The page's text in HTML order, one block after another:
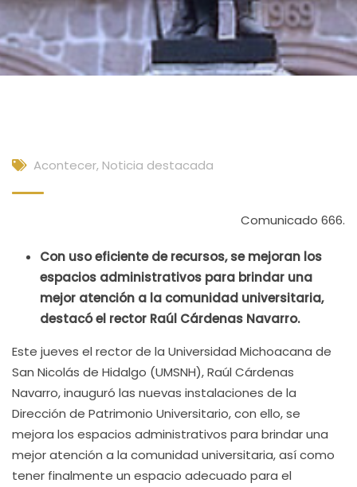
Acontecer, Noticia destacada
Comunicado 666.
Con uso eficiente de recursos, se mejoran los
espacios administrativos para brindar una
mejor atención a la comunidad universitaria,
destacó el rector Raúl Cárdenas Navarro.
Este jueves el rector de la Universidad Michoacana de
San Nicolás de Hidalgo (UMSNH), Raúl Cárdenas
Navarro, inauguró las nuevas instalaciones de la
Dirección de Patrimonio Universitario, con ello, se
mejora los espacios administrativos para brindar una
mejor atención a la comunidad universitaria, así como
tener finalmente un espacio adecuado para el